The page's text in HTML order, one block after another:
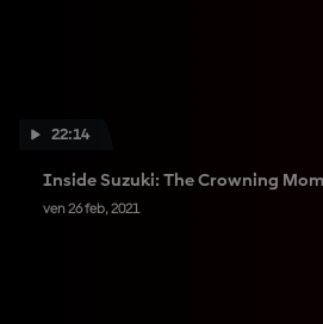
22:14
Inside Suzuki: The Crowning
ven 26 feb, 2021